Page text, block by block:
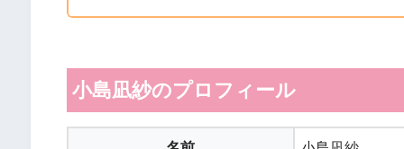
小島凪紗のプロフィール